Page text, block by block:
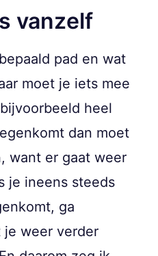
vanzelf
pad en wat
moet je iets mee
heel
dan moet
want er gaat weer
je ineens steeds
ga
je weer verder